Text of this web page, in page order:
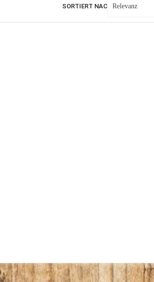
SORTIERT NACH:Relevanz